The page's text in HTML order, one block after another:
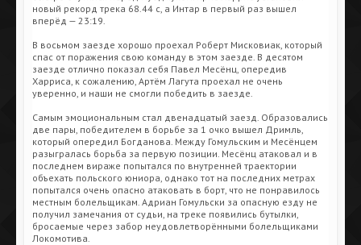
новый рекорд трека 68.44 с, а Интар в первый раз вышел
вперёд — 23:19.
В восьмом заезде хорошо проехал Роберт Мисковиак, который
спас от поражения свою команду в этом заезде. В десятом
заезде отлично показал себя Павел Месёнц, опередив
Харриса, к сожалению, Артём Лагута проехал не очень
уверенно, и наши не смогли победить в заезде.
Самым эмоциональным стал двенадцатый заезд. Образовались
две пары, победителем в борьбе за 1 очко вышел Дримль,
который опередил Богданова. Между Гомульским и Месёнцем
разыгралась борьба за первую позиции. Месёнц атаковал и в
последнем вираже попытался по внутренней траектории
объехать польского юниора, однако тот на последних метрах
попытался очень опасно атаковать в борт, что не понравилось
местным болельщикам. Адриан Гомульски за опасную езду не
получил замечания от судьи, на треке появились бутылки,
бросаемые через забор неудовлетворёнными болельщиками
Локомотива.